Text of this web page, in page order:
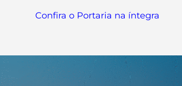
Confira o Portaria na íntegra